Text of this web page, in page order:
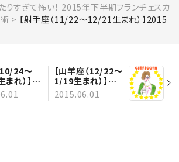
りすぎて怖い！ 2015年下半期フランチェスカ
【射手座（11/22～12/21生まれ）】2015
10/24～
れ）】
半期の
【山羊座（12/22～
1/19生まれ）】
2015年下半期の
運勢
2015.06.01